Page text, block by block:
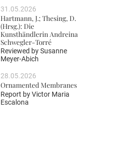
31.05.2026
Hartmann, J.; Thesing, D.
(Hrsg.): Die
Kunsthändlerin Andreina
Schwegler-Torré
Reviewed bySusanne
Meyer-Abich
28.05.2026
Ornamented Membranes
Report byVictor Maria
Escalona